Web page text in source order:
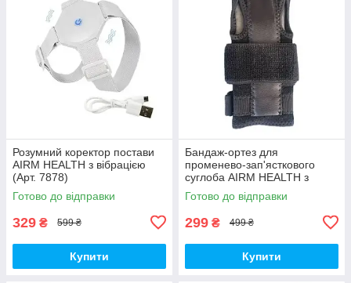
Розумний коректор постави
AIRM HEALTH з вібрацією
(Арт. 7878)
Готово до відправки
329 ₴ 599 ₴
Купити
Бандаж-ортез для
променево-зап'ясткового
суглоба AIRM HEALTH з
металевою шиною, чорний
(9090)
Готово до відправки
299 ₴ 499 ₴
Купити